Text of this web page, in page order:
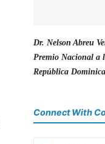
Dr. Nelson Abreu
Premio Nacional a
República
Connect With